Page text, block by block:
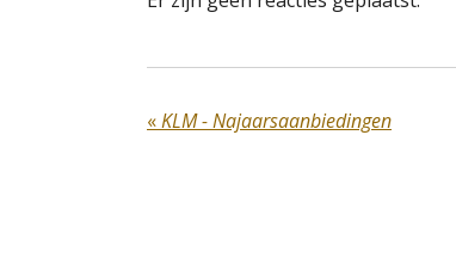
«KLM - Najaarsaanbiedingen